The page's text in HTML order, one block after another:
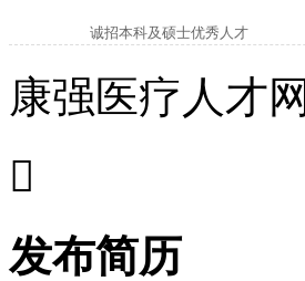
诚招本科及硕士优秀人才
康强医疗人才网

发布简历